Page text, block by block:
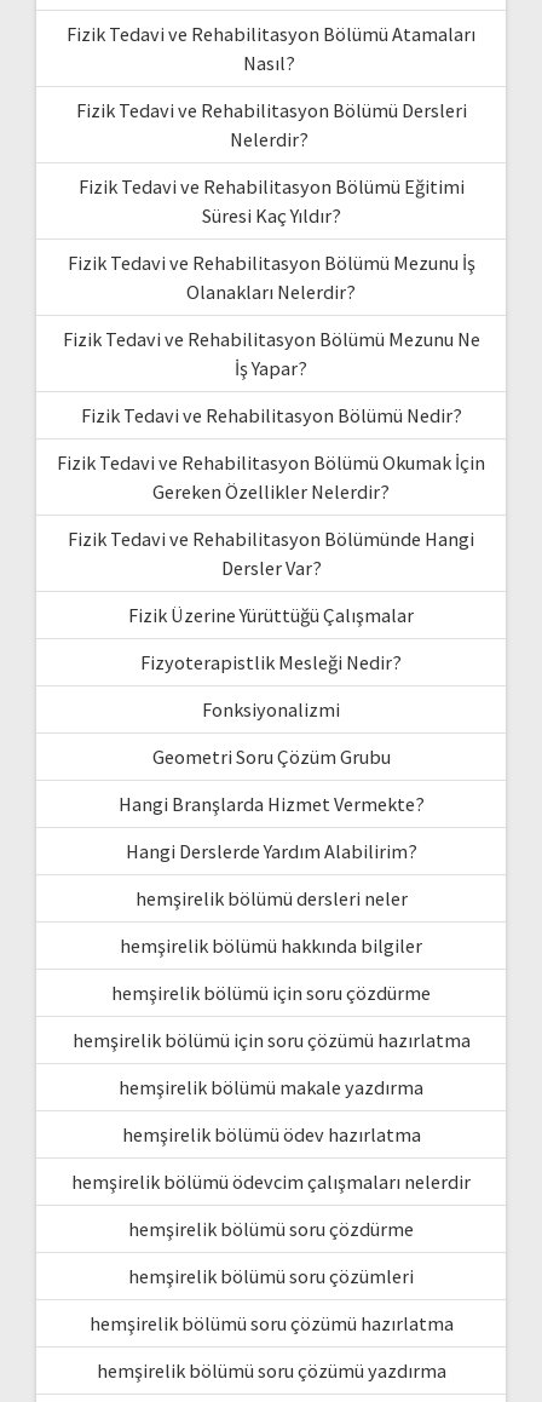
Fizik Tedavi ve Rehabilitasyon Bölümü Atamaları
Nasıl?
Fizik Tedavi ve Rehabilitasyon Bölümü Dersleri
Nelerdir?
Fizik Tedavi ve Rehabilitasyon Bölümü Eğitimi
Süresi Kaç Yıldır?
Fizik Tedavi ve Rehabilitasyon Bölümü Mezunu İş
Olanakları Nelerdir?
Fizik Tedavi ve Rehabilitasyon Bölümü Mezunu Ne
İş Yapar?
Fizik Tedavi ve Rehabilitasyon Bölümü Nedir?
Fizik Tedavi ve Rehabilitasyon Bölümü Okumak İçin
Gereken Özellikler Nelerdir?
Fizik Tedavi ve Rehabilitasyon Bölümünde Hangi
Dersler Var?
Fizik Üzerine Yürüttüğü Çalışmalar
Fizyoterapistlik Mesleği Nedir?
Fonksiyonalizmi
Geometri Soru Çözüm Grubu
Hangi Branşlarda Hizmet Vermekte?
Hangi Derslerde Yardım Alabilirim?
hemşirelik bölümü dersleri neler
hemşirelik bölümü hakkında bilgiler
hemşirelik bölümü için soru çözdürme
hemşirelik bölümü için soru çözümü hazırlatma
hemşirelik bölümü makale yazdırma
hemşirelik bölümü ödev hazırlatma
hemşirelik bölümü ödevcim çalışmaları nelerdir
hemşirelik bölümü soru çözdürme
hemşirelik bölümü soru çözümleri
hemşirelik bölümü soru çözümü hazırlatma
hemşirelik bölümü soru çözümü yazdırma